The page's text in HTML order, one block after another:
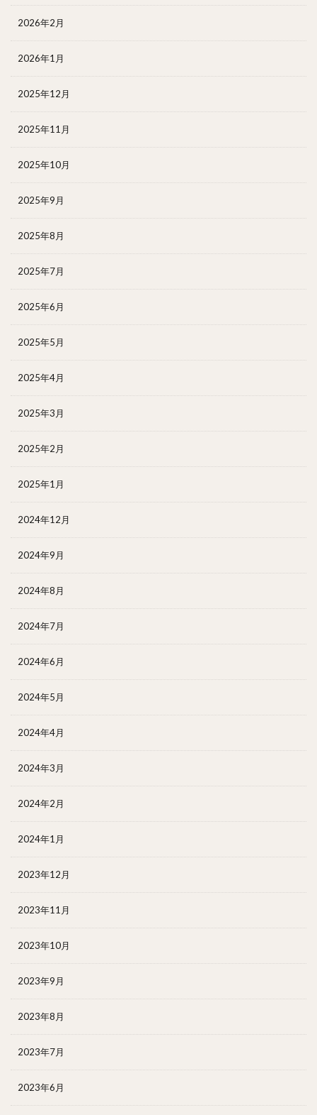
2026年2月
2026年1月
2025年12月
2025年11月
2025年10月
2025年9月
2025年8月
2025年7月
2025年6月
2025年5月
2025年4月
2025年3月
2025年2月
2025年1月
2024年12月
2024年9月
2024年8月
2024年7月
2024年6月
2024年5月
2024年4月
2024年3月
2024年2月
2024年1月
2023年12月
2023年11月
2023年10月
2023年9月
2023年8月
2023年7月
2023年6月